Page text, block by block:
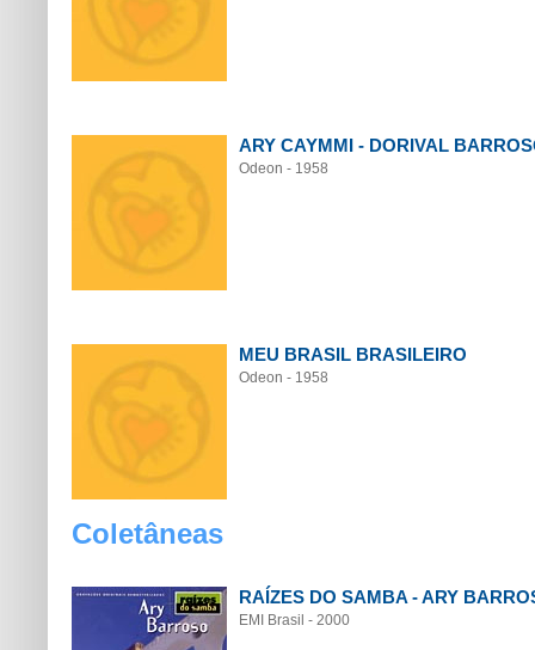
ARY CAYMMI - DORIVAL
Odeon - 1958
MEU BRASIL BRASILEIRO
Odeon - 1958
Coletâneas
RAÍZES DO SAMBA - ARY
EMI Brasil - 2000